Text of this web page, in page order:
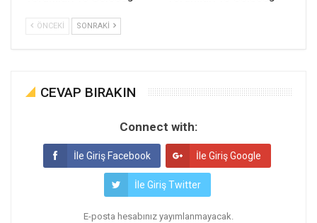
ÖNCEKI SONRAKI
CEVAP BIRAKIN
Connect with:
İle Giriş Facebook İle Giriş Google
İle Giriş Twitter
E-posta hesabınız yayımlanmayacak.